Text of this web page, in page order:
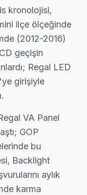
avantajları:
1-2 saat içinde
tüm marka ve model
stok garantisi
sonrası test ve
garanti belgesi
–
yedek parça
parçalar:
(tüm boyut ve
kronolojisi,
ilçe ölçeğinde
(2012-2016)
geçişin
Regal LED
girişiyle
VA Panel
GOP
bu
Backlight
aylık
karma